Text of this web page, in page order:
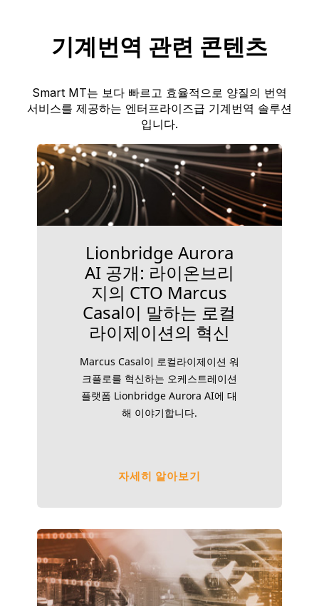
기계번역 관련 콘텐츠
Smart MT는 보다 빠르고 효율적으로 양질의 번역
서비스를 제공하는 엔터프라이즈급 기계번역 솔루션
입니다.
Lionbridge Aurora
AI 공개: 라이온브리
지의 CTO Marcus
Casal이 말하는 로컬
라이제이션의 혁신
Marcus Casal이 로컬라이제이션 워
크플로를 혁신하는 오케스트레이션
플랫폼 Lionbridge Aurora AI에 대
해 이야기합니다.
자세히 알아보기